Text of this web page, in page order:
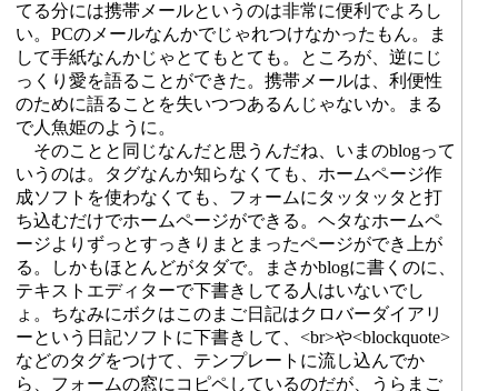
てる分には携帯メールというのは非常に便利でよろし
い。PCのメールなんかでじゃれつけなかったもん。ま
して手紙なんかじゃとてもとても。ところが、逆にじ
っくり愛を語ることができた。携帯メールは、利便性
のために語ることを失いつつあるんじゃないか。まる
で人魚姫のように。
そのことと同じなんだと思うんだね、いまのblogって
いうのは。タグなんか知らなくても、ホームページ作
成ソフトを使わなくても、フォームにタッタッタと打
ち込むだけでホームページができる。ヘタなホームペ
ージよりずっとすっきりまとまったページができ上が
る。しかもほとんどがタダで。まさかblogに書くのに、
テキストエディターで下書きしてる人はいないでし
ょ。ちなみにボクはこのまご日記はクロバーダイアリ
ーという日記ソフトに下書きして、<br>や<blockquote>
などのタグをつけて、テンプレートに流し込んでか
ら、フォームの窓にコピペしているのだが、うらまご